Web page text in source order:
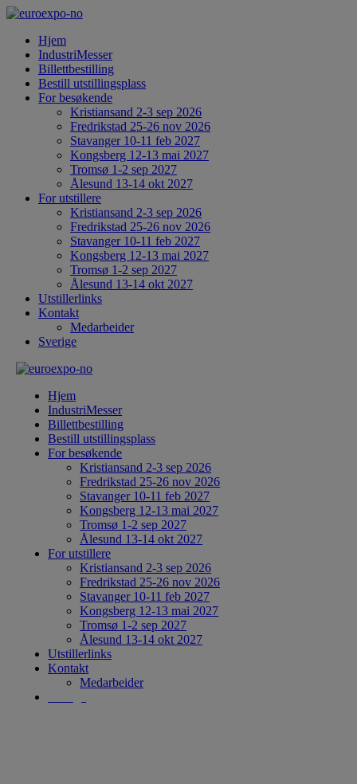
Hjem
IndustriMesser
Billettbestilling
Bestill utstillingsplass
For besøkende
Kristiansand 2-3 sep 2026
Fredrikstad 25-26 nov 2026
Stavanger 10-11 feb 2027
Kongsberg 12-13 mai 2027
Tromsø 1-2 sep 2027
Ålesund 13-14 okt 2027
For utstillere
Kristiansand 2-3 sep 2026
Fredrikstad 25-26 nov 2026
Stavanger 10-11 feb 2027
Kongsberg 12-13 mai 2027
Tromsø 1-2 sep 2027
Ålesund 13-14 okt 2027
Utstillerlinks
Kontakt
Medarbeider
Sverige
Hjem
IndustriMesser
Billettbestilling
Bestill utstillingsplass
For besøkende
Kristiansand 2-3 sep 2026
Fredrikstad 25-26 nov 2026
Stavanger 10-11 feb 2027
Kongsberg 12-13 mai 2027
Tromsø 1-2 sep 2027
Ålesund 13-14 okt 2027
For utstillere
Kristiansand 2-3 sep 2026
Fredrikstad 25-26 nov 2026
Stavanger 10-11 feb 2027
Kongsberg 12-13 mai 2027
Tromsø 1-2 sep 2027
Ålesund 13-14 okt 2027
Utstillerlinks
Kontakt
Medarbeider